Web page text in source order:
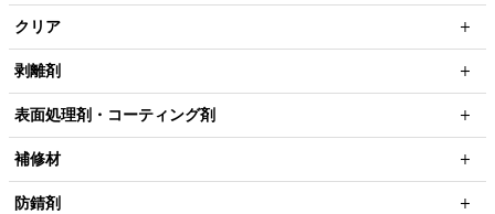
クリア
剥離剤
表面処理剤・コーティング剤
補修材
防錆剤